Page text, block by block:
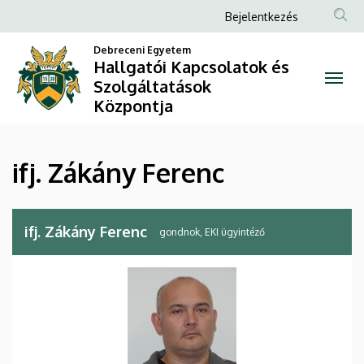
Zákány
Ferenc
Kapcsolatok
és
Szolgáltatások
a
tartalomra
Anonim
fiók
Bejelentkezés
Debreceni Egyetem
Hallgatói Kapcsolatok és
Szolgáltatások
Központja
ifj. Zákány Ferenc
ifj. Zákány Ferenc gondnok, EKI ügyintéző